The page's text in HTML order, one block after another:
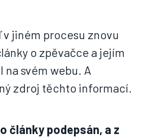
jiném procesu znovu
o zpěvačce a jejím
svém webu. A
zdroj těchto informací.
články podepsán, a z